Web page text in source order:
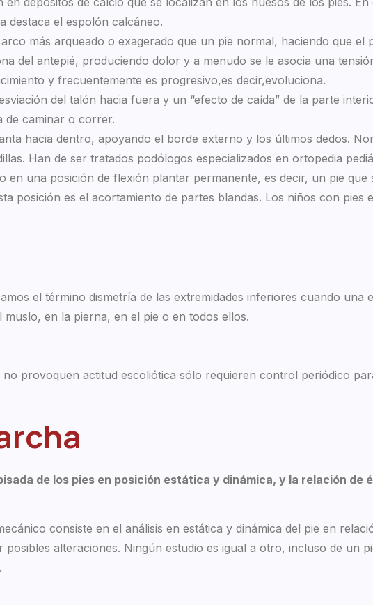
destaca el espolón calcáneo.
más arqueado o exagerado que un pie normal, haciendo que el
del antepié, produciendo dolor y a menudo se le asocia una
y frecuentemente es progresivo,es decir,evoluciona.
del talón hacia fuera y un “efecto de caída” de la parte
de caminar o correr.
hacia dentro, apoyando el borde externo y los últimos dedos.
Han de ser tratados podólogos especializados en ortopedia
en una posición de flexión plantar permanente, es decir, un pie que
posición es el acortamiento de partes blandas. Los niños con pies
el término dismetría de las extremidades inferiores cuando una
en la pierna, en el pie o en todos ellos.
provoquen actitud escoliótica sólo requieren control periódico
de los pies en posición estática y dinámica, y la relación de
consiste en el análisis en estática y dinámica del pie en
alteraciones. Ningún estudio es igual a otro, incluso de un